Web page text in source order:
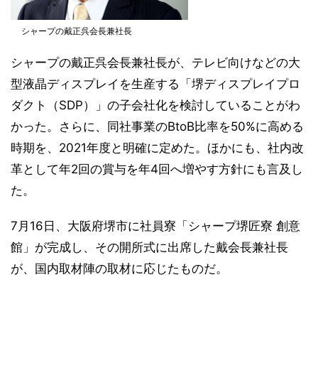
シャープの戴正呉会長兼社長
シャープの戴正呉会長兼社長が、テレビ向けなどの大
型液晶ディスプレイを生産する「堺ディスプレイプロ
ダクト（SDP）」の子会社化を検討していることがわ
かった。さらに、同社事業のBtoB比率を50%に高める
時期を、2021年度と明確に定めた。ほかにも、社内改
革として年2回の賞与を年4回へ増やす方針にも言及し
た。
7月16日、大阪府堺市に社員寮「シャープ堺匠寮 創意
館」が完成し、その開所式に出席した戴会長兼社長
が、国内取材陣の取材に応じたものだ。